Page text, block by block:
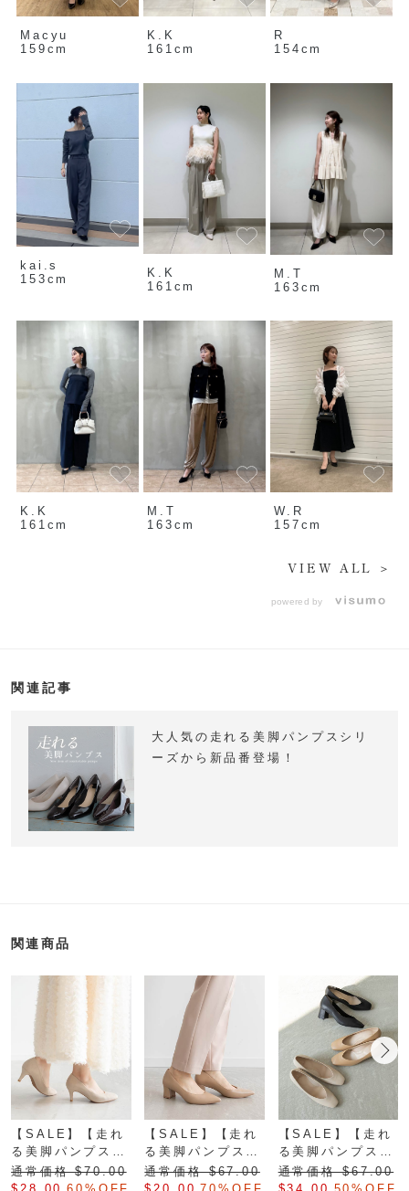
Macyu
159cm
K.K
161cm
R
154cm
kai.s
153cm
K.K
161cm
M.T
163cm
K.K
161cm
M.T
163cm
W.R
157cm
powered by
VIEW ALL ＞
関連記事
大人気の走れる美脚パンプスシリ
ーズから新品番登場！
関連商品
【SALE】【走れ
る美脚パンプス】
ラウンドフォルム
通常価格 $‌70.00
【SALE】【走れ
る美脚パンプス】
チャンキーヒール
通常価格 $‌67.00
【SALE】【走れ
る美脚パンプス】
スクエアトゥ×V
カット
通常価格 $‌67.00